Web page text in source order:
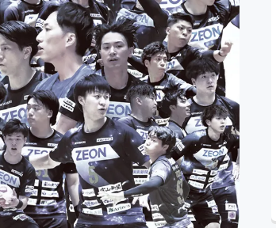
書籍・雑誌出版 アニメ・漫画
チャレンジ ビューティ
CAMPFIRE for Social GoodCAMPFIRE Creation
CAMPFIREふるさと納税machi-yaコミュニティ